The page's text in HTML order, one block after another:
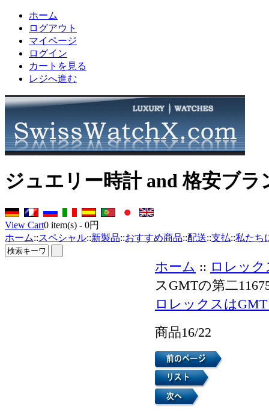
ホーム
ログアウト
マイページ
ログイン
カートを見る
レジへ進む
ジュエリー時計 and 格安ブラ
View Cart0 item(s) - 0円
ホーム::スペシャル::新製品::おすすめ商品::配送::支払::私たち
ホーム :: ロレック
スGMTの第二
ロレックスは
商品16/22